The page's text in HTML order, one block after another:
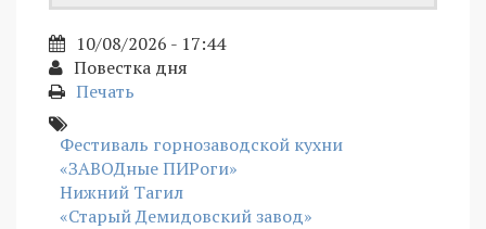
10/08/2026 - 17:44
Повестка дня
Печать
Фестиваль горнозаводской кухни
«ЗАВОДные ПИРоги»
Нижний Тагил
«Старый Демидовский завод»